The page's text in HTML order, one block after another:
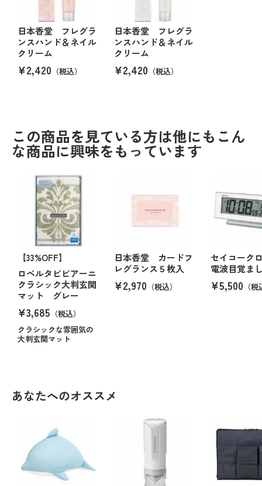
日本香堂 フレグラ
ンスハンド＆ネイル
クリーム
¥2,420 （税込）
日本香堂 フレグラ
ンスハンド＆ネイル
クリーム
¥2,420 （税込）
この商品を見ている方は他にもこん
な商品に興味をもっています
【33%OFF】
ロベルタビビアーニ
クラシック大判玄関
マット グレー
¥3,685 （税込）
クラシックな雰囲気の
大判玄関マット
日本香堂 カードフ
レグランス５枚入
¥2,970 （税込）
セイコー
電波目覚ま
¥5,500 （
あなたへのオススメ